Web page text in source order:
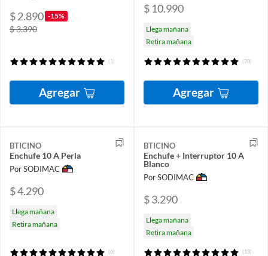
$ 2.890 -15%
$ 3.390
(1)
Agregar
$ 10.990
Llega mañana
Retira mañana
(20)
Agregar
BTICINO
Enchufe 10 A Perla
Por SODIMAC
$ 4.290
Llega mañana
Retira mañana
(6)
BTICINO
Enchufe + Interruptor 10 A
Blanco
Por SODIMAC
$ 3.290
Llega mañana
Retira mañana
(13)